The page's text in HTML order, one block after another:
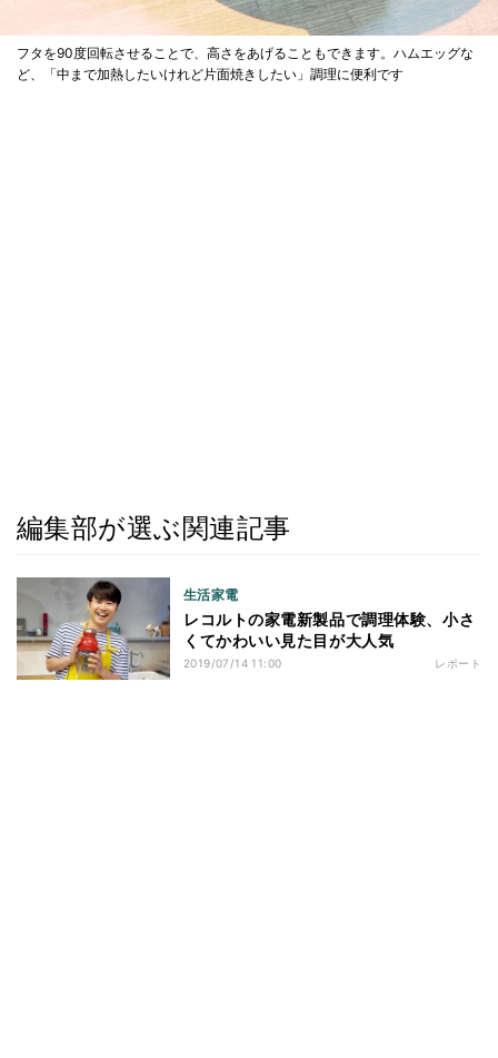
フタを90度回転させることで、高さをあげることもできます。ハムエッグな
ど、「中まで加熱したいけれど片面焼きしたい」調理に便利です
編集部が選ぶ関連記事
生活家電
レコルトの家電新製品で調理体験、小さ
くてかわいい見た目が大人気
2019/07/14 11:00 レポート